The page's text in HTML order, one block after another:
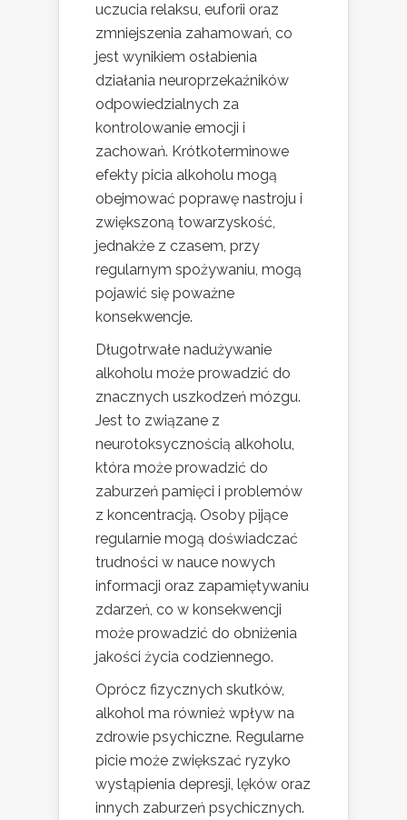
uczucia relaksu, euforii oraz
zmniejszenia zahamowań, co
jest wynikiem osłabienia
działania neuroprzekaźników
odpowiedzialnych za
kontrolowanie emocji i
zachowań. Krótkoterminowe
efekty picia alkoholu mogą
obejmować poprawę nastroju i
zwiększoną towarzyskość,
jednakże z czasem, przy
regularnym spożywaniu, mogą
pojawić się poważne
konsekwencje.
Długotrwałe nadużywanie
alkoholu może prowadzić do
znacznych uszkodzeń mózgu.
Jest to związane z
neurotoksycznością alkoholu,
która może prowadzić do
zaburzeń pamięci i problemów
z koncentracją. Osoby pijące
regularnie mogą doświadczać
trudności w nauce nowych
informacji oraz zapamiętywaniu
zdarzeń, co w konsekwencji
może prowadzić do obniżenia
jakości życia codziennego.
Oprócz fizycznych skutków,
alkohol ma również wpływ na
zdrowie psychiczne. Regularne
picie może zwiększać ryzyko
wystąpienia depresji, lęków oraz
innych zaburzeń psychicznych.